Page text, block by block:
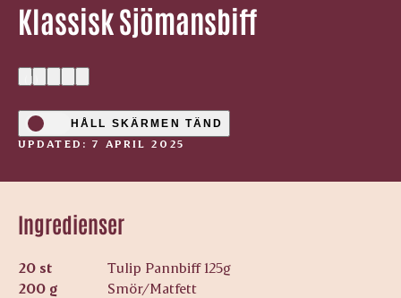
Klassisk Sjömansbiff
(1)
HÅLL SKÄRMEN TÄND
UPDATED: 7 APRIL 2025
Ingredienser
20 st
Tulip Pannbiff 125g
200 g
Smör/Matfett